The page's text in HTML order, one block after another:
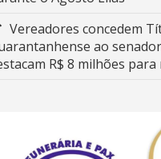
Vereadores concedem
ao
R$ 8 milhões